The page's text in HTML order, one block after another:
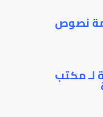
ترجمة نصوص
لـ مكتب